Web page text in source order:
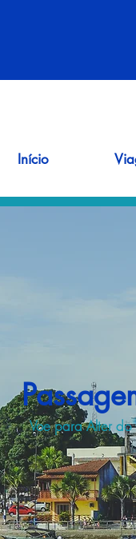
Início
Voe para Alter do